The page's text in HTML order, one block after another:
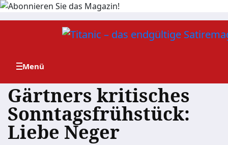
Zum
Gärtners kritisches
Sonntagsfrühstück:
Liebe Neger